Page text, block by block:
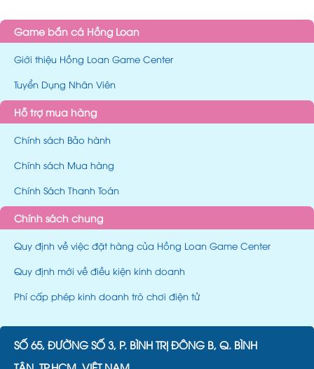
Game bắn cá Hồng Loan
Giới thiệu Hồng Loan Game Center
Tuyển Dụng Nhân Viên
Hỗ trợ mua hàng
Chính sách Bảo hành
Chính sách Mua hàng
Chính Sách Thanh Toán
Chính sách chung
Quy định về việc đặt hàng của Hồng Loan Game Center
Quy định mới về điều kiện kinh doanh
Phí cấp phép kinh doanh trò chơi điện tử
SỐ 65, ĐƯỜNG SỐ 3, P. BÌNH TRỊ ĐÔNG B, Q. BÌNH